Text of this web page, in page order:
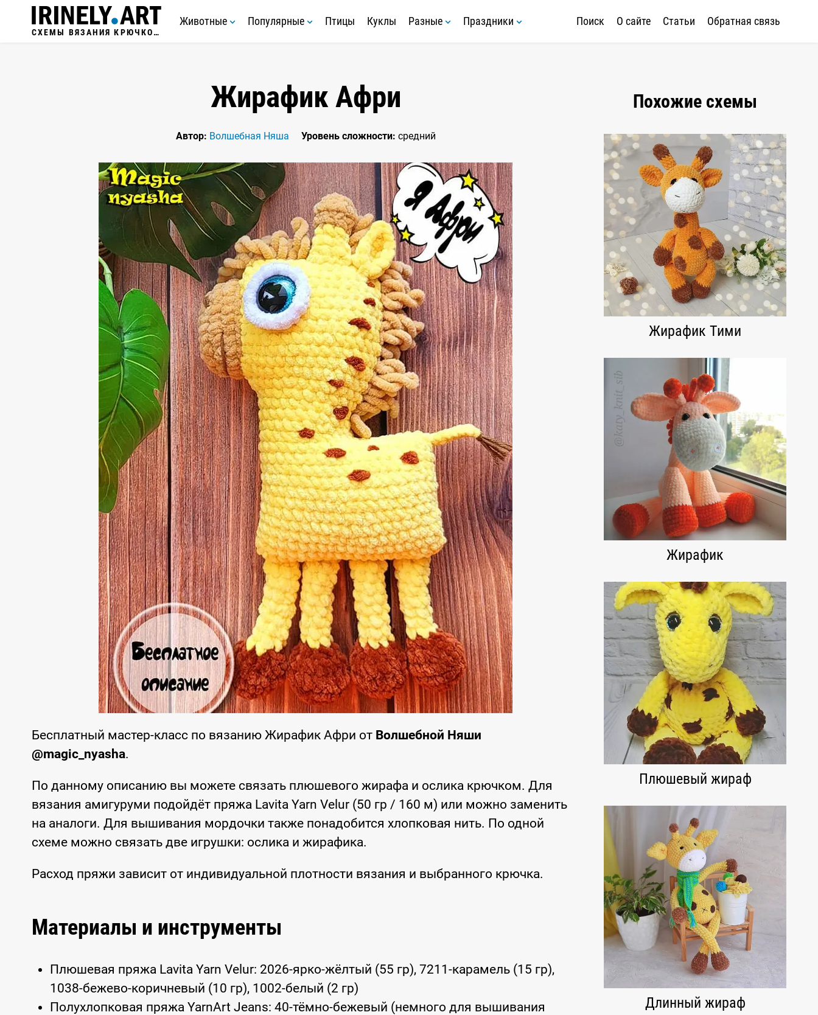
СХЕМЫ ВЯЗАНИЯ КРЮЧКОМ
Животные Популярные Птицы Куклы Разные Праздники Поиск О сайте Статьи Обратная связь
Жирафик Афри
Автор: Волшебная Няша Уровень сложности: средний
Бесплатный мастер-класс по вязанию Жирафик Афри от Волшебной Няши
@magic_nyasha.
По данному описанию вы можете связать плюшевого жирафа и ослика крючком. Для
вязания амигуруми подойдёт пряжа Lavita Yarn Velur (50 гр / 160 м) или можно заменить
на аналоги. Для вышивания мордочки также понадобится хлопковая нить. По одной
схеме можно связать две игрушки: ослика и жирафика.
Расход пряжи зависит от индивидуальной плотности вязания и выбранного крючка.
Материалы и инструменты
Плюшевая пряжа Lavita Yarn Velur: 2026-ярко-жёлтый (55 гр), 7211-карамель (15 гр),
1038-бежево-коричневый (10 гр), 1002-белый (2 гр)
Полухлопковая пряжа YarnArt Jeans: 40-тёмно-бежевый (немного для вышивания
Похожие схемы
Жирафик Тими
Жирафик
Плюшевый жираф
Длинный жираф